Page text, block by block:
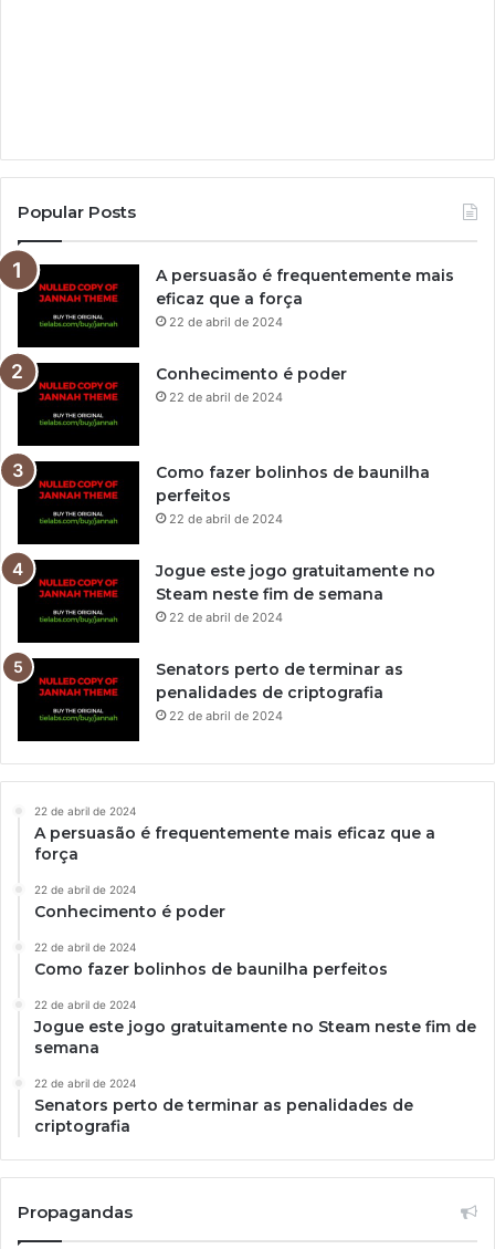
Popular Posts
A persuasão é frequentemente mais
eficaz que a força
22 de abril de 2024
Conhecimento é poder
22 de abril de 2024
Como fazer bolinhos de baunilha
perfeitos
22 de abril de 2024
Jogue este jogo gratuitamente no
Steam neste fim de semana
22 de abril de 2024
Senators perto de terminar as
penalidades de criptografia
22 de abril de 2024
22 de abril de 2024
A persuasão é frequentemente mais eficaz que a
força
22 de abril de 2024
Conhecimento é poder
22 de abril de 2024
Como fazer bolinhos de baunilha perfeitos
22 de abril de 2024
Jogue este jogo gratuitamente no Steam neste fim de
semana
22 de abril de 2024
Senators perto de terminar as penalidades de
criptografia
Propagandas